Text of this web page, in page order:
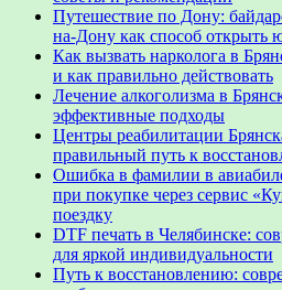
Путешествие по Дону:
на-Дону как способ открыть
Как вызвать нарколога в
и как правильно действовать
Лечение алкоголизма в
эффективные подходы
Центры реабилитации
правильный путь к
Ошибка в фамилии в
при покупке через сервис
поездку
DTF печать в Челябинске:
для яркой индивидуальности
Путь к восстановлению: